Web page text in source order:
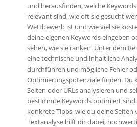
und herausfinden, welche
relevant sind, wie oft sie gesucht
Wettbewerb ist und wie viel sie
deine eigenen Keywords eingeben
sehen, wie sie ranken. Unter dem
eine technische und inhaltliche
durchführen und mögliche Fehler
Optimierungspotenziale finden. Du
Seiten oder URLs analysieren und
bestimmte Keywords optimiert
konkrete Tipps, wie du deine Seiten
Textanalyse hilft dir dabei,